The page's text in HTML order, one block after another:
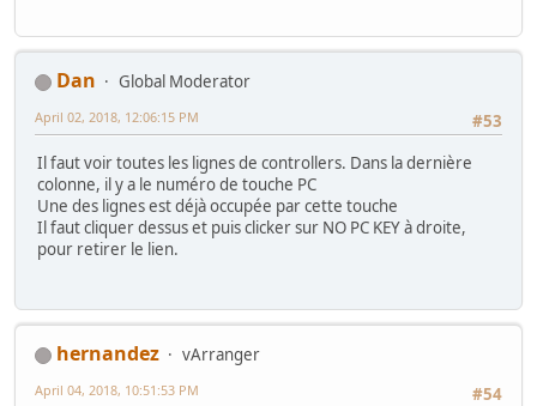
Dan
Global Moderator
#53
April 02, 2018, 12:06:15 PM
Il faut voir toutes les lignes de controllers. Dans la dernière
colonne, il y a le numéro de touche PC
Une des lignes est déjà occupée par cette touche
Il faut cliquer dessus et puis clicker sur NO PC KEY à droite,
pour retirer le lien.
hernandez
vArranger
#54
April 04, 2018, 10:51:53 PM